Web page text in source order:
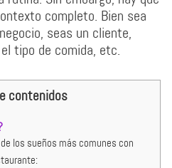
completo. Bien sea
seas un cliente,
tipo de comida, etc.
contenidos
los sueños más comunes con